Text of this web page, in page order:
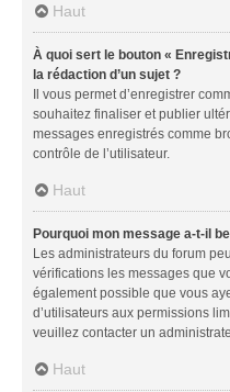
Haut
À quoi sert le bouton «
la rédaction d’un sujet ?
Il vous permet d’enregistrer
souhaitez finaliser et publier
messages enregistrés comme
contrôle de l’utilisateur.
Haut
Pourquoi mon message a-t-il
Les administrateurs du forum
vérifications les messages que
également possible que vous
d’utilisateurs aux permissions
veuillez contacter un
Haut